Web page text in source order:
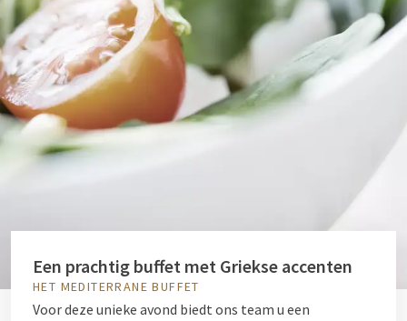
Een prachtig buffet met Griekse accenten
HET MEDITERRANE BUFFET
Voor deze unieke avond biedt ons team u een